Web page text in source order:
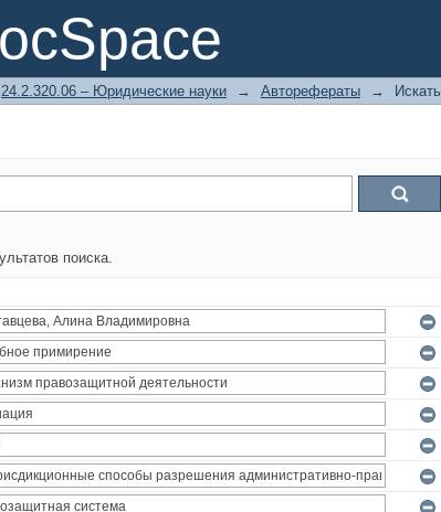
24.2.320.06 – Юридические науки → Авторефераты → Искать
поиска.